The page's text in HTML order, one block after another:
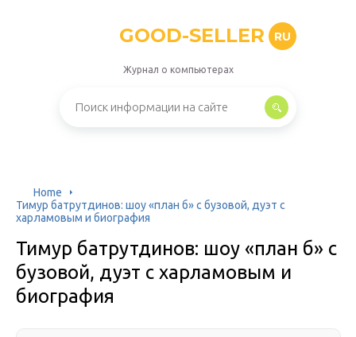
GOOD-SELLER RU
Журнал о компьютерах
Home
Тимур батрутдинов: шоу «план б» с бузовой, дуэт с
харламовым и биография
Тимур батрутдинов: шоу «план б» с
бузовой, дуэт с харламовым и
биография